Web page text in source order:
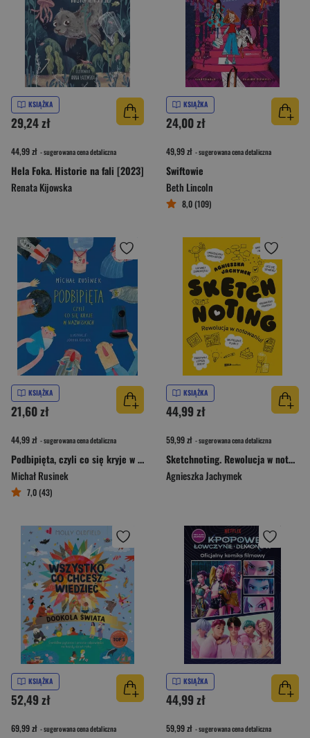
KSIĄŻKA
29,24 zł
44,99 zł - sugerowana cena detaliczna
Hela Foka. Historie na fali [2023]
Renata Kijowska
KSIĄŻKA
24,00 zł
49,99 zł - sugerowana cena detaliczna
Swiftowie
Beth Lincoln
8,0 (109)
KSIĄŻKA
21,60 zł
44,99 zł - sugerowana cena detaliczna
Podbipięta, czyli co się kryje w nazwiskach
Michał Rusinek
7,0 (43)
KSIĄŻKA
44,99 zł
59,99 zł - sugerowana cena detaliczna
Sketchnoting. Rewolucja w notowaniu
Agnieszka Jachymek
KSIĄŻKA
52,49 zł
69,99 zł - sugerowana cena detaliczna
KSIĄŻKA
44,99 zł
59,99 zł - sugerowana cena detaliczna